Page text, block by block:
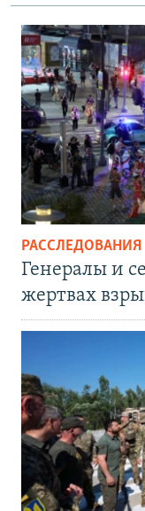
РАССЛЕДОВАНИЯ
Генералы и
жертвах